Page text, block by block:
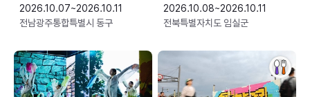
2026.10.07~2026.10.11
전남광주통합특별시 동구
2026.10.08~2026.10.11
전북특별자치도 임실군